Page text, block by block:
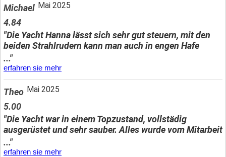
Michael Mai 2025
4.84
"Die Yacht Hanna lässt sich sehr gut steuern, mit den
beiden Strahlrudern kann man auch in engen Hafe
..."
erfahren sie mehr
Theo Mai 2025
5.00
"Die Yacht war in einem Topzustand, vollstädig
ausgerüstet und sehr sauber. Alles wurde vom Mitarbeit
..."
erfahren sie mehr